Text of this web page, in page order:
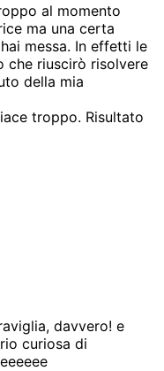
al momento
ma una certa
messa. In effetti le
che riuscirò risolvere
della mia
troppo. Risultato
davvero! e
curiosa di